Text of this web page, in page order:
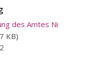
des Amtes Ni
KB)